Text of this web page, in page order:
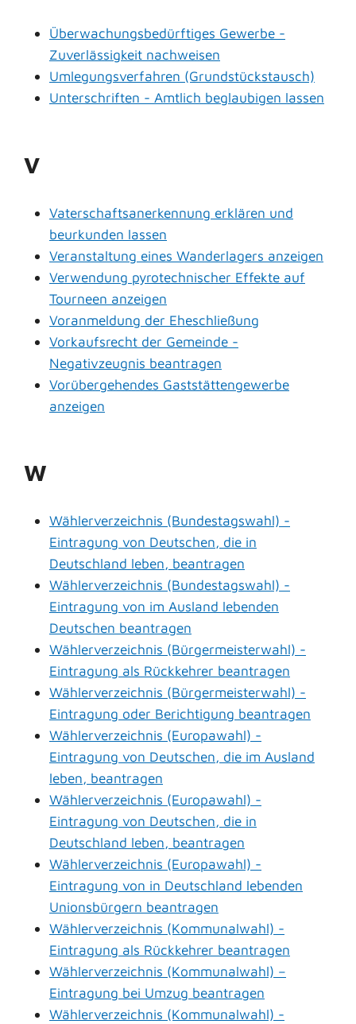
Überwachungsbedürftiges Gewerbe -
Zuverlässigkeit nachweisen
Umlegungsverfahren (Grundstückstausch)
Unterschriften - Amtlich beglaubigen lassen
V
Vaterschaftsanerkennung erklären und
beurkunden lassen
Veranstaltung eines Wanderlagers anzeigen
Verwendung pyrotechnischer Effekte auf
Tourneen anzeigen
Voranmeldung der Eheschließung
Vorkaufsrecht der Gemeinde -
Negativzeugnis beantragen
Vorübergehendes Gaststättengewerbe
anzeigen
W
Wählerverzeichnis (Bundestagswahl) -
Eintragung von Deutschen, die in
Deutschland leben, beantragen
Wählerverzeichnis (Bundestagswahl) -
Eintragung von im Ausland lebenden
Deutschen beantragen
Wählerverzeichnis (Bürgermeisterwahl) -
Eintragung als Rückkehrer beantragen
Wählerverzeichnis (Bürgermeisterwahl) -
Eintragung oder Berichtigung beantragen
Wählerverzeichnis (Europawahl) -
Eintragung von Deutschen, die im Ausland
leben, beantragen
Wählerverzeichnis (Europawahl) -
Eintragung von Deutschen, die in
Deutschland leben, beantragen
Wählerverzeichnis (Europawahl) -
Eintragung von in Deutschland lebenden
Unionsbürgern beantragen
Wählerverzeichnis (Kommunalwahl) -
Eintragung als Rückkehrer beantragen
Wählerverzeichnis (Kommunalwahl) –
Eintragung bei Umzug beantragen
Wählerverzeichnis (Kommunalwahl) -